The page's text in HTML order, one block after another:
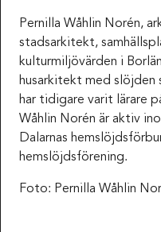
Pernilla Wåhlin Norén,
stadsarkitekt,
kulturmiljövärden i
husarkitekt med slöjden
har tidigare varit lärare
Wåhlin Norén är aktiv
Dalarnas
hemslöjdsförening.
Foto: Pernilla Wåhlin